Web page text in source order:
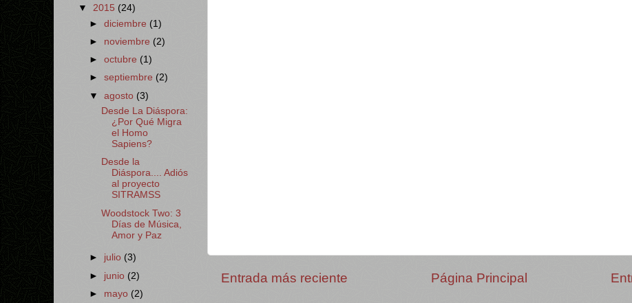
Entrada más reciente Página Principal
▼ 2015 (24)
►diciembre (1)
► noviembre (2)
►octubre (1)
►septiembre (2)
▼agosto (3)
Desde La Diáspora:
¿Por Qué Migra
el Homo
Sapiens?
Desde la
Diáspora.... Adiós
al proyecto
SITRAMSS
Woodstock Two: 3
Días de Música,
Amor y Paz
► julio (3)
► junio (2)
► mayo (2)